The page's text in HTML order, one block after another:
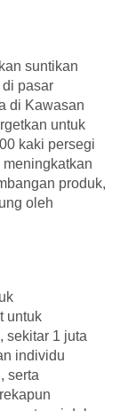
suntikan
pasar
di Kawasan
untuk
kaki persegi
produk,
oleh
untuk
sekitar 1 juta
individu
serta